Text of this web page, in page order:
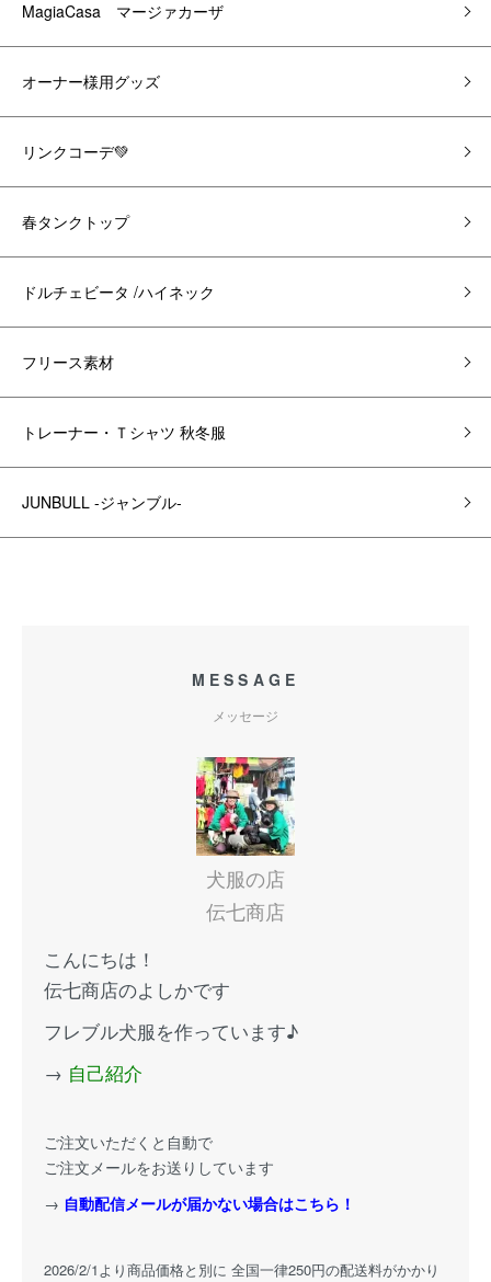
MagiaCasa マージァカーザ
オーナー様用グッズ
リンクコーデ💚
春タンクトップ
ドルチェビータ /ハイネック
フリース素材
トレーナー・Ｔシャツ 秋冬服
JUNBULL -ジャンブル-
MESSAGE
メッセージ
犬服の店
伝七商店
こんにちは！
伝七商店のよしかです
フレブル犬服を作っています♪
→ 自己紹介
ご注文いただくと自動で
ご注文メールをお送りしています
→ 自動配信メールが届かない場合はこちら！
2026/2/1より商品価格と別に 全国一律250円の配送料がかかり